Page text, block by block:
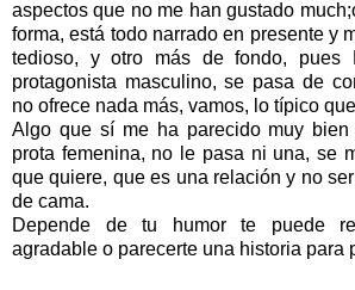
aspectos que no me han gustado
forma, está todo narrado en presente y
tedioso, y otro más de fondo, pues
protagonista masculino, se pasa de
no ofrece nada más, vamos, lo típico
Algo que sí me ha parecido muy
prota femenina, no le pasa ni una, se
que quiere, que es una relación y no
de cama.
Depende de tu humor te puede
agradable o parecerte una historia para